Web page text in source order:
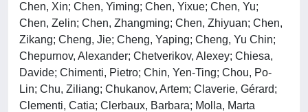
Chen, Xin; Chen, Yiming; Chen, Yixue; Chen, Yu;
Chen, Zelin; Chen, Zhangming; Chen, Zhiyuan; Chen,
Zikang; Cheng, Jie; Cheng, Yaping; Cheng, Yu Chin;
Chepurnov, Alexander; Chetverikov, Alexey; Chiesa,
Davide; Chimenti, Pietro; Chin, Yen-Ting; Chou, Po-
Lin; Chu, Ziliang; Chukanov, Artem; Claverie, Gérard;
Clementi, Catia; Clerbaux, Barbara; Molla, Marta